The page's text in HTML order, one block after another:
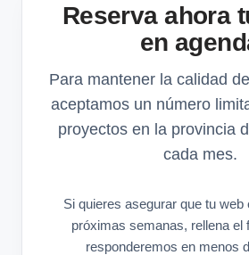
Reserva ahora
en
Para mantener la calidad
aceptamos un número
proyectos en la provincia
cada mes.
Si quieres asegurar que tu web
próximas semanas, rellena el
responderemos en menos